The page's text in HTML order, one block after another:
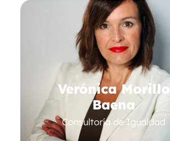
Verónica Morillo
Baena
Consultoría de Igualdad